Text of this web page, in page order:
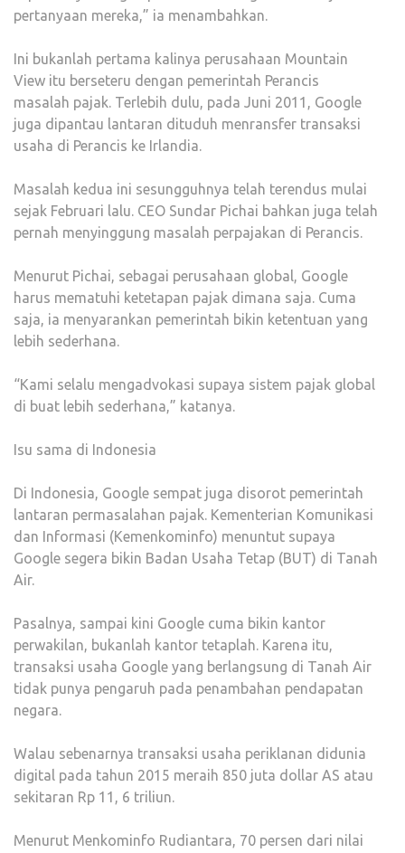
pertanyaan mereka,” ia menambahkan.
Ini bukanlah pertama kalinya perusahaan Mountain
View itu berseteru dengan pemerintah Perancis
masalah pajak. Terlebih dulu, pada Juni 2011, Google
juga dipantau lantaran dituduh menransfer transaksi
usaha di Perancis ke Irlandia.
Masalah kedua ini sesungguhnya telah terendus mulai
sejak Februari lalu. CEO Sundar Pichai bahkan juga telah
pernah menyinggung masalah perpajakan di Perancis.
Menurut Pichai, sebagai perusahaan global, Google
harus mematuhi ketetapan pajak dimana saja. Cuma
saja, ia menyarankan pemerintah bikin ketentuan yang
lebih sederhana.
“Kami selalu mengadvokasi supaya sistem pajak global
di buat lebih sederhana,” katanya.
Isu sama di Indonesia
Di Indonesia, Google sempat juga disorot pemerintah
lantaran permasalahan pajak. Kementerian Komunikasi
dan Informasi (Kemenkominfo) menuntut supaya
Google segera bikin Badan Usaha Tetap (BUT) di Tanah
Air.
Pasalnya, sampai kini Google cuma bikin kantor
perwakilan, bukanlah kantor tetaplah. Karena itu,
transaksi usaha Google yang berlangsung di Tanah Air
tidak punya pengaruh pada penambahan pendapatan
negara.
Walau sebenarnya transaksi usaha periklanan didunia
digital pada tahun 2015 meraih 850 juta dollar AS atau
sekitaran Rp 11, 6 triliun.
Menurut Menkominfo Rudiantara, 70 persen dari nilai